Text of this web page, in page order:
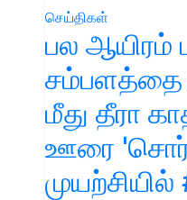
செய்திகள்
பல ஆயிரம்
சம்பளத்தை
மீது தீரா
ஊரை